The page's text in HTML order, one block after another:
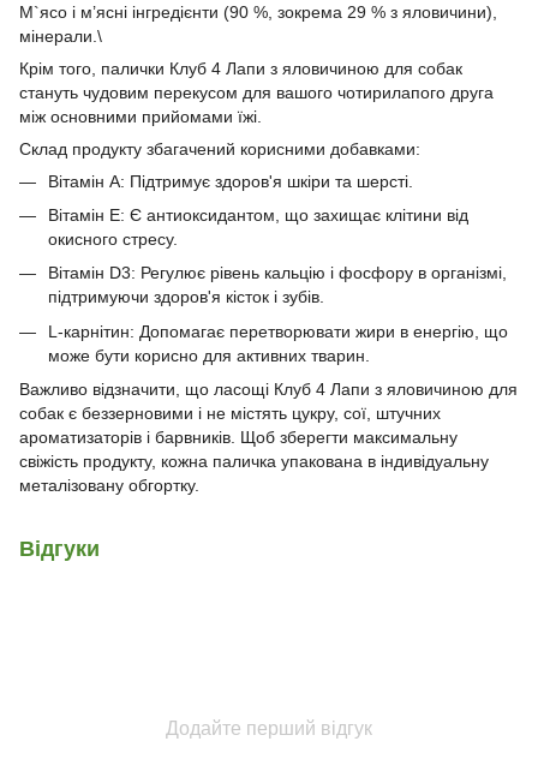
М`ясо і м’ясні інгредієнти (90 %, зокрема 29 % з яловичини),
мінерали.\
Крім того, палички Клуб 4 Лапи з яловичиною для собак
стануть чудовим перекусом для вашого чотирилапого друга
між основними прийомами їжі.
Склад продукту збагачений корисними добавками:
Вітамін A: Підтримує здоров'я шкіри та шерсті.
Вітамін E: Є антиоксидантом, що захищає клітини від
окисного стресу.
Вітамін D3: Регулює рівень кальцію і фосфору в організмі,
підтримуючи здоров'я кісток і зубів.
L-карнітин: Допомагає перетворювати жири в енергію, що
може бути корисно для активних тварин.
Важливо відзначити, що ласощі Клуб 4 Лапи з яловичиною для
собак є беззерновими і не містять цукру, сої, штучних
ароматизаторів і барвників. Щоб зберегти максимальну
свіжість продукту, кожна паличка упакована в індивідуальну
металізовану обгортку.
Відгуки
Додайте перший відгук